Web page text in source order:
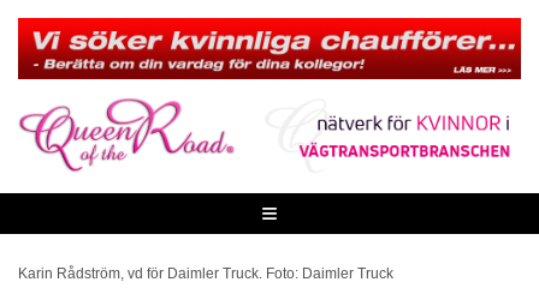
content
≡
Karin Rådström, vd för Daimler Truck. Foto: Daimler Truck